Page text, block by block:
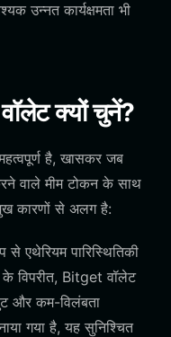
उन्नत कार्यक्षमता भी
क्यों चुनें?
है, खासकर जब
वाले मीम टोकन के साथ
कारणों से अलग है:
एथेरियम पारिस्थितिकी
विपरीत, Bitget वॉलेट
और कम-विलंबता
गया है, यह सुनिश्चित